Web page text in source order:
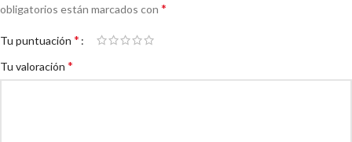
obligatorios están marcados con *
Tu puntuación *
Tu valoración *